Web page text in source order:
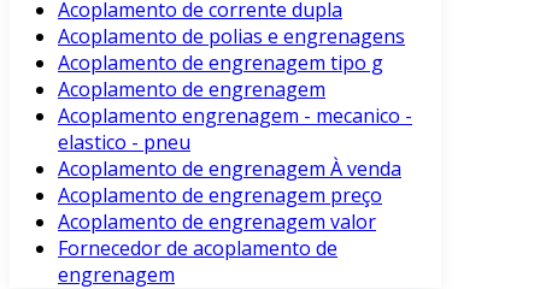
Acoplamento de corrente dupla
Acoplamento de polias e engrenagens
Acoplamento de engrenagem tipo g
Acoplamento de engrenagem
Acoplamento engrenagem - mecanico -
elastico - pneu
Acoplamento de engrenagem À venda
Acoplamento de engrenagem preço
Acoplamento de engrenagem valor
Fornecedor de acoplamento de
engrenagem